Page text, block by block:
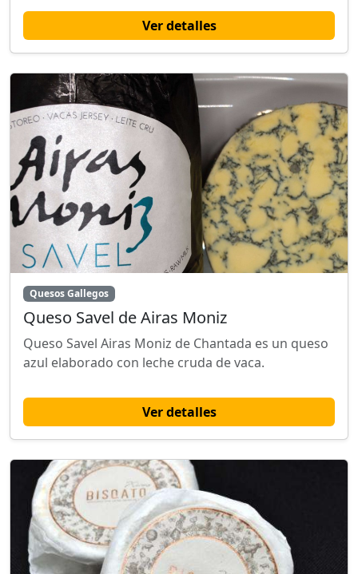
Ver detalles
Quesos Gallegos
Queso Savel de Airas Moniz
Queso Savel Airas Moniz de Chantada es un queso
azul elaborado con leche cruda de vaca.
Ver detalles